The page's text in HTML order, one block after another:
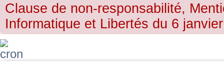
Clause de non-responsabilité,
Informatique et Libertés du 6